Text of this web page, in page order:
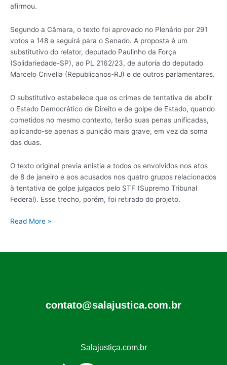
afirmou.
Segundo a Câmara, o texto foi aprovado no Plenário por 291
votos a 148 e seguirá para o Senado. A proposta é um
substitutivo do relator, deputado Paulinho da Força
(Solidariedade-SP), ao PL 2162/23, de autoria do deputado
Marcelo Crivella (Republicanos-RJ) e de outros parlamentares.
O substitutivo estabelece que os crimes de tentativa de abolir
o Estado Democrático de Direito e de golpe de Estado, quando
cometidos no mesmo contexto, terão suas penas unificadas,
aplicando-se apenas a punição mais grave, em vez da soma
das duas.
O texto original previa anistia a todos os envolvidos nos atos
de 8 de janeiro e aos acusados nos quatro grupos relacionados
à tentativa de golpe julgados pelo STF (Supremo Tribunal
Federal). Esse trecho, porém, foi retirado do projeto.
Read More »
contato@salajustica.com.br
Salajustiça.com.br